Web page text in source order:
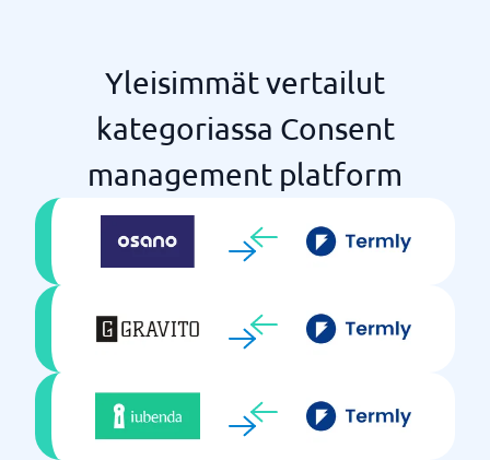
Yleisimmät vertailut
kategoriassa Consent
management platform